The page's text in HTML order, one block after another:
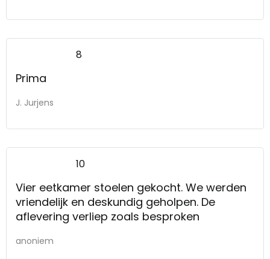
8
Prima
J. Jurjens
10
Vier eetkamer stoelen gekocht. We werden
vriendelijk en deskundig geholpen. De
aflevering verliep zoals besproken
anoniem